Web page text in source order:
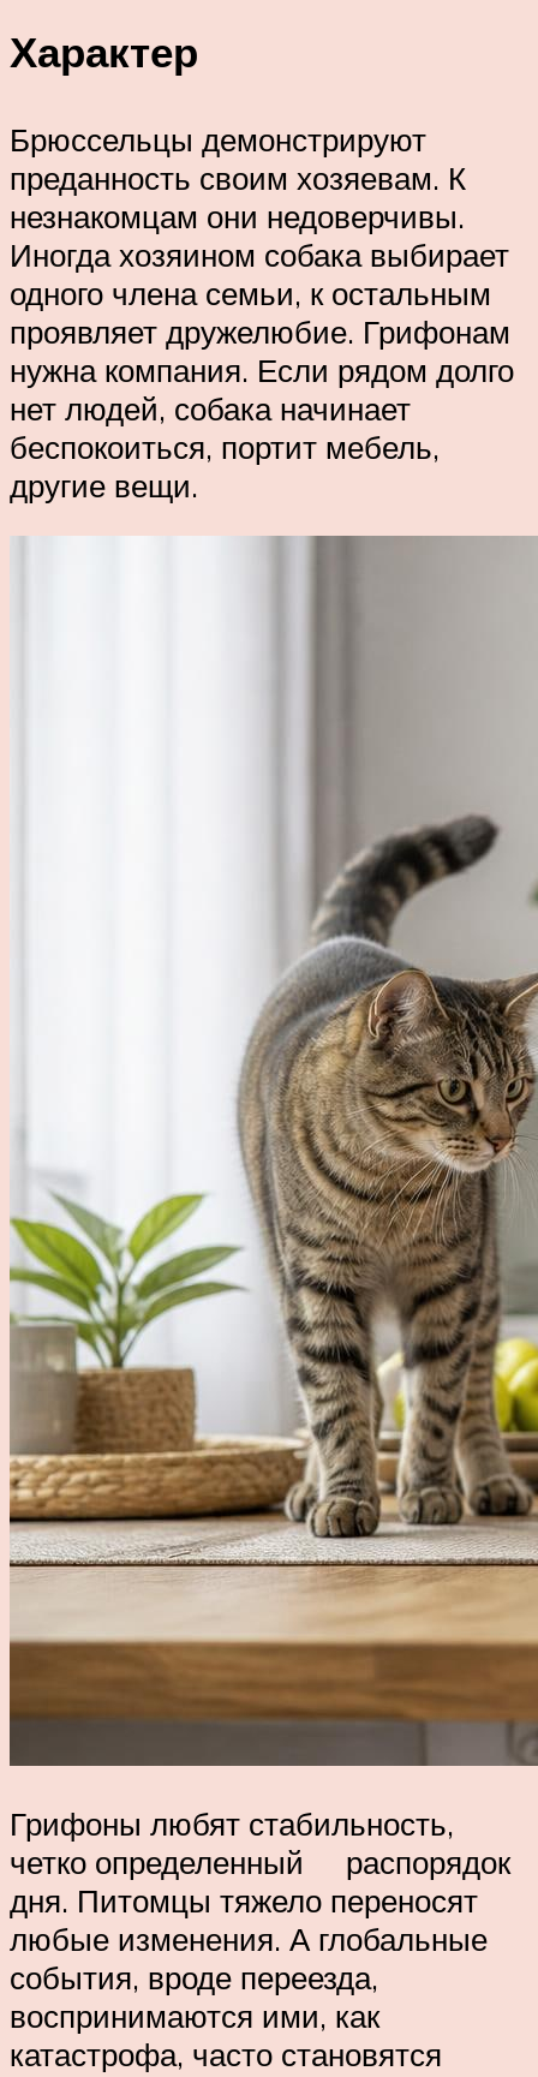
Характер
Брюссельцы демонстрируют
преданность своим хозяевам. К
незнакомцам они недоверчивы.
Иногда хозяином собака выбирает
одного члена семьи, к остальным
проявляет дружелюбие. Грифонам
нужна компания. Если рядом долго
нет людей, собака начинает
беспокоиться, портит мебель,
другие вещи.
Грифоны любят стабильность,
четко определенный распорядок
дня. Питомцы тяжело переносят
любые изменения. А глобальные
события, вроде переезда,
воспринимаются ими, как
катастрофа, часто становятся